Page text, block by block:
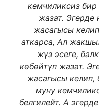
кемчиликсиз
жазат.
жасагысы
аткарса, Ал
жүз эсеге,
көбөйтүп жазат.
жасагысы келип,
муну
белгилейт. А